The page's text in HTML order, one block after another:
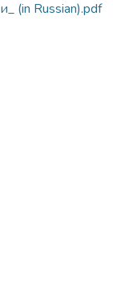
(in Russian).pdf